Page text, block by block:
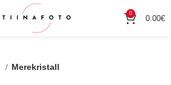
0
0.00€
Merekristall